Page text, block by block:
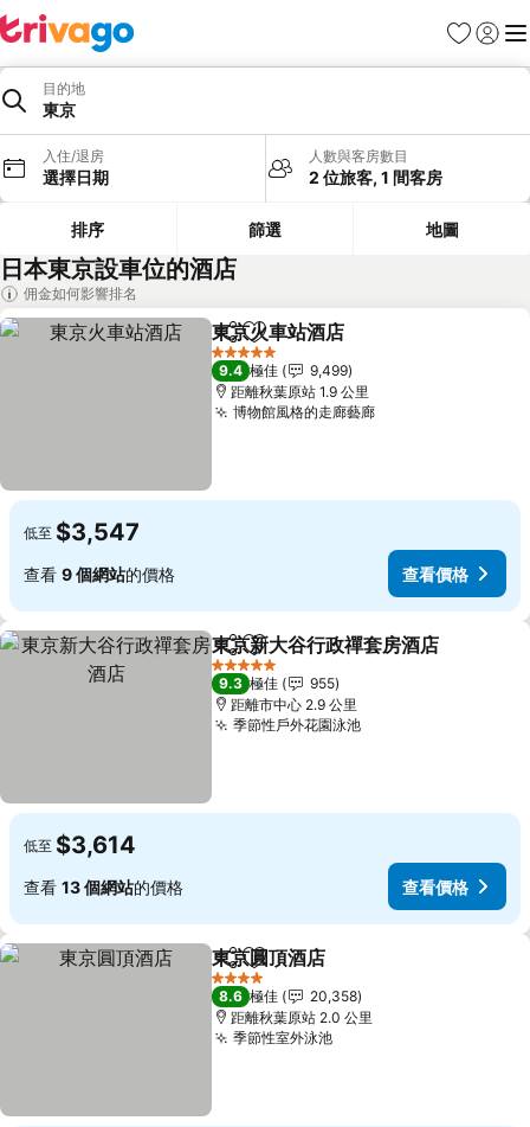
收藏夾
登入 選
目的地
東京
入住/退房
選擇日期
人數與客房數目
2 位旅客, 1 間客房
排序 篩選 地圖
日本東京設車位的酒店
佣金如何影響排名
分享 放到收藏夾
東京火車站酒店
5 星級
9.4 極佳
9,499
距離秋葉原站 1.9 公里
博物館風格的走廊藝廊
低至 $3,547
查看 9 個網站的價格 查看價格
分享 放到收藏夾
東京新大谷行政禪套房酒店
5 星級
9.3 極佳
955
距離市中心 2.9 公里
季節性戶外花園泳池
低至 $3,614
查看 13 個網站的價格 查看價格
分享 放到收藏夾
東京圓頂酒店
4 星級
8.6 極佳
20,358
距離秋葉原站 2.0 公里
季節性室外泳池